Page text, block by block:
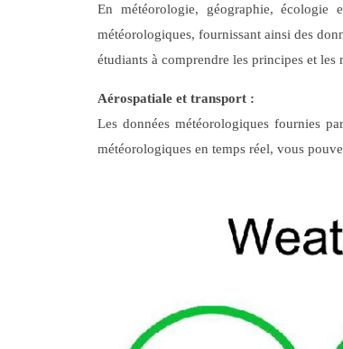
En météorologie, géographie, écologie
météorologiques, fournissant ainsi des
étudiants à comprendre les principes et
Aérospatiale et transport :
Les données météorologiques fournies
météorologiques en temps réel, vous